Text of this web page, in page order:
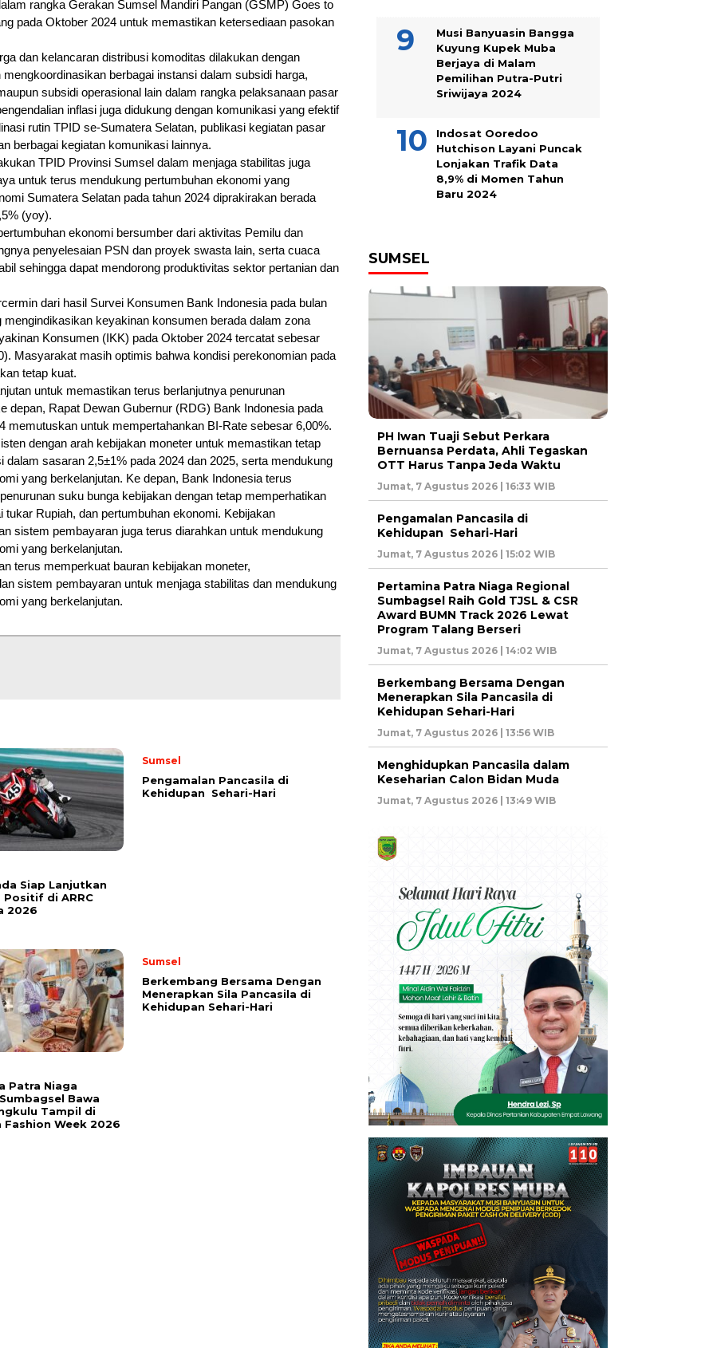
rangka Gerakan Sumsel Mandiri Pangan (GSMP) Goes to
pada Oktober 2024 untuk memastikan ketersediaan pasokan
dan kelancaran distribusi komoditas dilakukan dengan
berbagai instansi dalam subsidi harga,
subsidi operasional lain dalam rangka pelaksanaan pasar
inflasi juga didukung dengan komunikasi yang efektif
rutin TPID se-Sumatera Selatan, publikasi kegiatan pasar
berbagai kegiatan komunikasi lainnya.
TPID Provinsi Sumsel dalam menjaga stabilitas juga
untuk terus mendukung pertumbuhan ekonomi yang
Sumatera Selatan pada tahun 2024 diprakirakan berada
(yoy).
ekonomi bersumber dari aktivitas Pemilu dan
penyelesaian PSN dan proyek swasta lain, serta cuaca
sehingga dapat mendorong produktivitas sektor pertanian dan
dari hasil Survei Konsumen Bank Indonesia pada bulan
mengindikasikan keyakinan konsumen berada dalam zona
Konsumen (IKK) pada Oktober 2024 tercatat sebesar
Masyarakat masih optimis bahwa kondisi perekonomian pada
tetap kuat.
untuk memastikan terus berlanjutnya penurunan
depan, Rapat Dewan Gubernur (RDG) Bank Indonesia pada
memutuskan untuk mempertahankan BI-Rate sebesar 6,00%.
dengan arah kebijakan moneter untuk memastikan tetap
dalam sasaran 2,5±1% pada 2024 dan 2025, serta mendukung
yang berkelanjutan. Ke depan, Bank Indonesia terus
suku bunga kebijakan dengan tetap memperhatikan
tukar Rupiah, dan pertumbuhan ekonomi. Kebijakan
sistem pembayaran juga terus diarahkan untuk mendukung
yang berkelanjutan.
terus memperkuat bauran kebijakan moneter,
sistem pembayaran untuk menjaga stabilitas dan mendukung
yang berkelanjutan.
Siap Lanjutkan
di ARRC
2026
Sumsel
Pengamalan Pancasila di
Kehidupan Sehari-Hari
Patra Niaga
Bawa
Tampil di
Fashion Week 2026
Sumsel
Berkembang Bersama Dengan
Menerapkan Sila Pancasila di
Kehidupan Sehari-Hari
Musi Banyuasin Bangga
Kuyung Kupek Muba
Berjaya di Malam
Pemilihan Putra-Putri
Sriwijaya 2024
Indosat Ooredoo
Hutchison Layani Puncak
Lonjakan Trafik Data
8,9% di Momen Tahun
Baru 2024
SUMSEL
PH Iwan Tuaji Sebut Perkara
Bernuansa Perdata, Ahli Tegaskan
OTT Harus Tanpa Jeda Waktu
Jumat, 7 Agustus 2026 | 16:33 WIB
Pengamalan Pancasila di
Kehidupan Sehari-Hari
Jumat, 7 Agustus 2026 | 15:02 WIB
Pertamina Patra Niaga Regional
Sumbagsel Raih Gold TJSL & CSR
Award BUMN Track 2026 Lewat
Program Talang Berseri
Jumat, 7 Agustus 2026 | 14:02 WIB
Berkembang Bersama Dengan
Menerapkan Sila Pancasila di
Kehidupan Sehari-Hari
Jumat, 7 Agustus 2026 | 13:56 WIB
Menghidupkan Pancasila dalam
Keseharian Calon Bidan Muda
Jumat, 7 Agustus 2026 | 13:49 WIB